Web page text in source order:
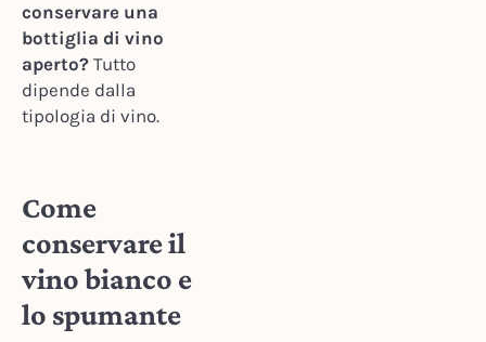
conservare una
bottiglia di vino
aperto?Tutto
dipende dalla
tipologia di vino.
Come
conservare il
vino bianco e
lo spumante